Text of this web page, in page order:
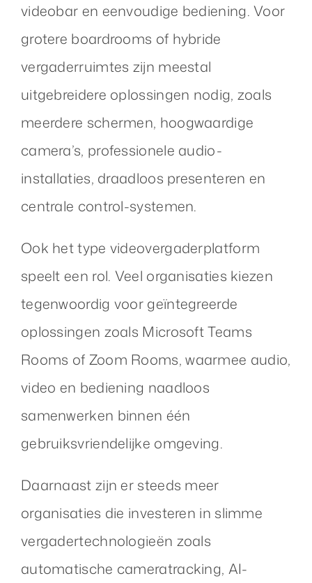
videobar en eenvoudige bediening. Voor
grotere boardrooms of hybride
vergaderruimtes zijn meestal
uitgebreidere oplossingen nodig, zoals
meerdere schermen, hoogwaardige
camera’s, professionele audio-
installaties, draadloos presenteren en
centrale control-systemen.
Ook het type videovergaderplatform
speelt een rol. Veel organisaties kiezen
tegenwoordig voor geïntegreerde
oplossingen zoals Microsoft Teams
Rooms of Zoom Rooms, waarmee audio,
video en bediening naadloos
samenwerken binnen één
gebruiksvriendelijke omgeving.
Daarnaast zijn er steeds meer
organisaties die investeren in slimme
vergadertechnologieën zoals
automatische cameratracking, AI-